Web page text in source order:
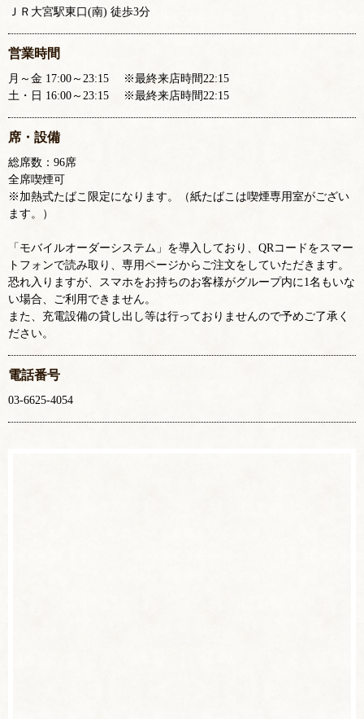
ＪＲ大宮駅東口(南) 徒歩3分
営業時間
月～金 17:00～23:15 ※最終来店時間22:15
土・日 16:00～23:15 ※最終来店時間22:15
席・設備
総席数：96席
全席喫煙可
※加熱式たばこ限定になります。（紙たばこは喫煙専用室がござい
ます。）
「モバイルオーダーシステム」を導入しており、QRコードをスマー
トフォンで読み取り、専用ページからご注文をしていただきます。
恐れ入りますが、スマホをお持ちのお客様がグループ内に1名もいな
い場合、ご利用できません。
また、充電設備の貸し出し等は行っておりませんので予めご了承く
ださい。
電話番号
03-6625-4054